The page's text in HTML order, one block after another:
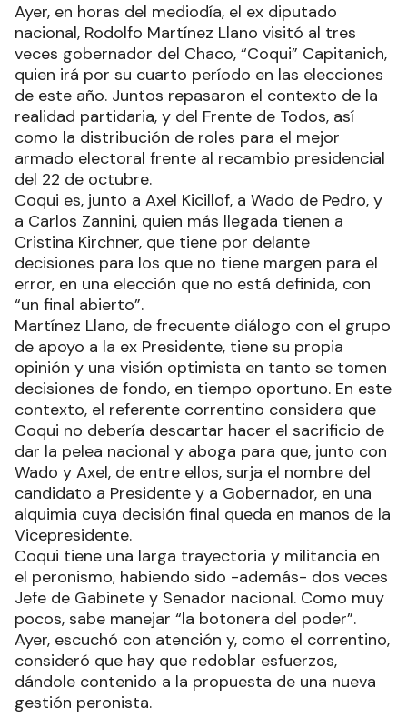
Ayer, en horas del mediodía, el ex diputado
nacional, Rodolfo Martínez Llano visitó al tres
veces gobernador del Chaco, “Coqui” Capitanich,
quien irá por su cuarto período en las elecciones
de este año. Juntos repasaron el contexto de la
realidad partidaria, y del Frente de Todos, así
como la distribución de roles para el mejor
armado electoral frente al recambio presidencial
del 22 de octubre.
Coqui es, junto a Axel Kicillof, a Wado de Pedro, y
a Carlos Zannini, quien más llegada tienen a
Cristina Kirchner, que tiene por delante
decisiones para los que no tiene margen para el
error, en una elección que no está definida, con
“un final abierto”.
Martínez Llano, de frecuente diálogo con el grupo
de apoyo a la ex Presidente, tiene su propia
opinión y una visión optimista en tanto se tomen
decisiones de fondo, en tiempo oportuno. En este
contexto, el referente correntino considera que
Coqui no debería descartar hacer el sacrificio de
dar la pelea nacional y aboga para que, junto con
Wado y Axel, de entre ellos, surja el nombre del
candidato a Presidente y a Gobernador, en una
alquimia cuya decisión final queda en manos de la
Vicepresidente.
Coqui tiene una larga trayectoria y militancia en
el peronismo, habiendo sido -además- dos veces
Jefe de Gabinete y Senador nacional. Como muy
pocos, sabe manejar “la botonera del poder”.
Ayer, escuchó con atención y, como el correntino,
consideró que hay que redoblar esfuerzos,
dándole contenido a la propuesta de una nueva
gestión peronista.